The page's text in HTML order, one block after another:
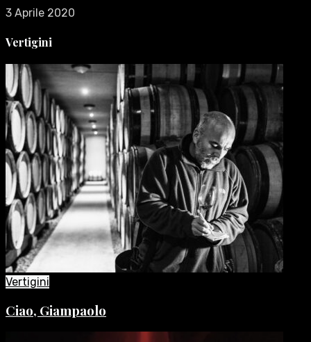
3 Aprile 2020
Vertigini
Vertigini
Ciao, Giampaolo